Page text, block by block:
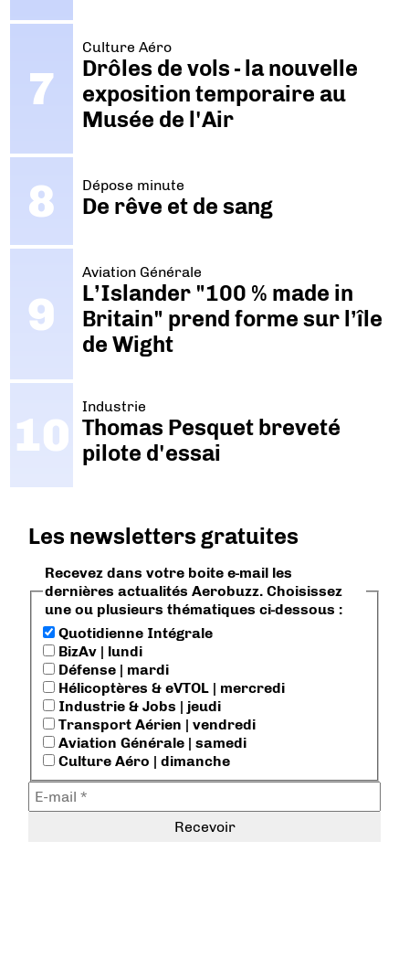
Culture Aéro
Drôles de vols - la nouvelle
exposition temporaire au
Musée de l'Air
Dépose minute
De rêve et de sang
Aviation Générale
L’Islander "100 % made in
Britain" prend forme sur l’île
de Wight
Industrie
Thomas Pesquet breveté
pilote d'essai
Les newsletters gratuites
Recevez dans votre boite e-mail les
dernières actualités Aerobuzz. Choisissez
une ou plusieurs thématiques ci-dessous :
Quotidienne Intégrale
BizAv | lundi
Défense | mardi
Hélicoptères & eVTOL | mercredi
Industrie & Jobs | jeudi
Transport Aérien | vendredi
Aviation Générale | samedi
Culture Aéro | dimanche